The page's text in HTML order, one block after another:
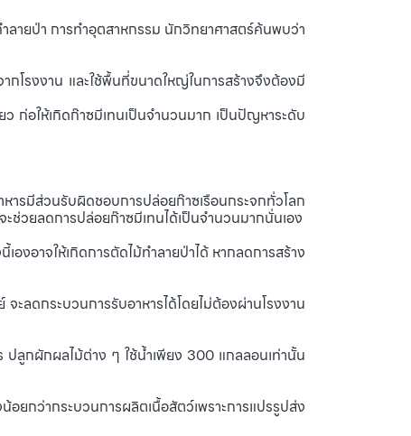
ลายป่า การทำอุตสาหกรรม นักวิทยาศาสตร์ค้นพบว่า
รงงาน และใช้พื้นที่ขนาดใหญ่ในการสร้างจึงต้องมี
ก่อให้เกิดก๊าซมีเทนเป็นจำนวนมาก เป็นปัญหาระดับ
รมีส่วนรับผิดชอบการปล่อยก๊าซเรือนกระจกทั่วโลก
ช่วยลดการปล่อยก๊าซมีเทนได้เป็นจำนวนมากนั่นเอง
าจให้เกิดการตัดไม้ทำลายป่าได้ หากลดการสร้าง
ดกระบวนการรับอาหารได้โดยไม่ต้องผ่านโรงงาน
กผักผลไม้ต่าง ๆ ใช้น้ำเพียง 300 แกลลอนเท่านั้น
กว่ากระบวนการผลิตเนื้อสัตว์เพราะการแปรรูปส่ง